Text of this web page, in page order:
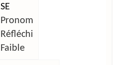
SE
Pronom
Réfléchi
Faible